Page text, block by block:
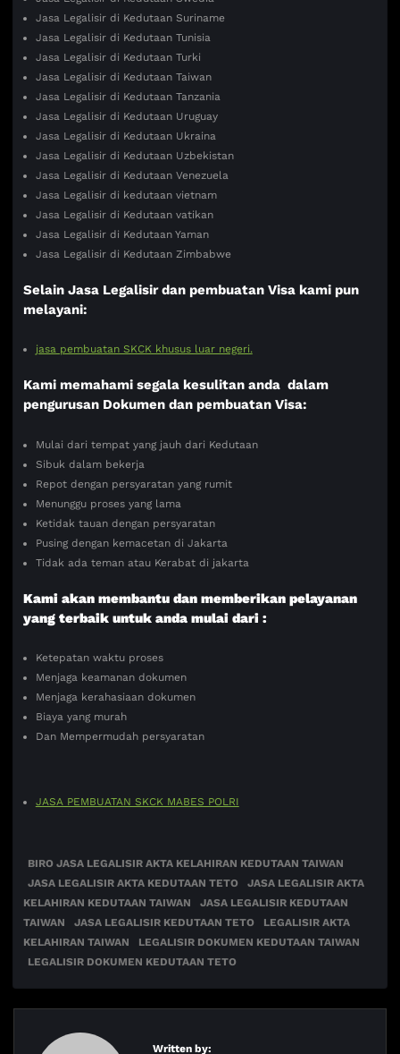
Jasa Legalisir di Kedutaan Suriname
Jasa Legalisir di Kedutaan Tunisia
Jasa Legalisir di Kedutaan Turki
Jasa Legalisir di Kedutaan Taiwan
Jasa Legalisir di Kedutaan Tanzania
Jasa Legalisir di Kedutaan Uruguay
Jasa Legalisir di Kedutaan Ukraina
Jasa Legalisir di Kedutaan Uzbekistan
Jasa Legalisir di Kedutaan Venezuela
Jasa Legalisir di kedutaan vietnam
Jasa Legalisir di Kedutaan vatikan
Jasa Legalisir di Kedutaan Yaman
Jasa Legalisir di Kedutaan Zimbabwe
Selain Jasa Legalisir dan pembuatan Visa kami pun
melayani:
jasa pembuatan SKCK khusus luar negeri.
Kami memahami segala kesulitan anda dalam
pengurusan Dokumen dan pembuatan Visa:
Mulai dari tempat yang jauh dari Kedutaan
Sibuk dalam bekerja
Repot dengan persyaratan yang rumit
Menunggu proses yang lama
Ketidak tauan dengan persyaratan
Pusing dengan kemacetan di Jakarta
Tidak ada teman atau Kerabat di jakarta
Kami akan membantu dan memberikan pelayanan
yang terbaik untuk anda mulai dari :
Ketepatan waktu proses
Menjaga keamanan dokumen
Menjaga kerahasiaan dokumen
Biaya yang murah
Dan Mempermudah persyaratan
JASA PEMBUATAN SKCK MABES POLRI
BIRO JASA LEGALISIR AKTA KELAHIRAN KEDUTAAN TAIWAN
JASA LEGALISIR AKTA KEDUTAAN TETO
JASA LEGALISIR AKTA
KELAHIRAN KEDUTAAN TAIWAN
JASA LEGALISIR KEDUTAAN
TAIWAN
JASA LEGALISIR KEDUTAAN TETO
LEGALISIR AKTA
KELAHIRAN TAIWAN
LEGALISIR DOKUMEN KEDUTAAN TAIWAN
LEGALISIR DOKUMEN KEDUTAAN TETO
Written by: